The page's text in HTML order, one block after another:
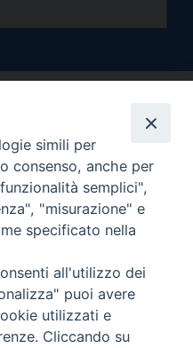
TwitterYouTube
Instagram
RSSNewsletter
Torino
- 10121 Torino
privacy
simili per
consenso, anche per
semplici",
"misurazione" e
specificato nella
all'utilizzo dei
puoi avere
utilizzati e
Cliccando su